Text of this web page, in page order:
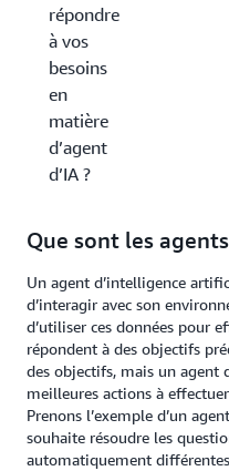
répondre
à vos
besoins
en
matière
d’agent
d’IA ?
Que sont les agents
Un agent d’intelligence
d’interagir avec son
d’utiliser ces données pour
répondent à des objectifs
des objectifs, mais un agent
meilleures actions à
Prenons l’exemple d’un
souhaite résoudre les
automatiquement